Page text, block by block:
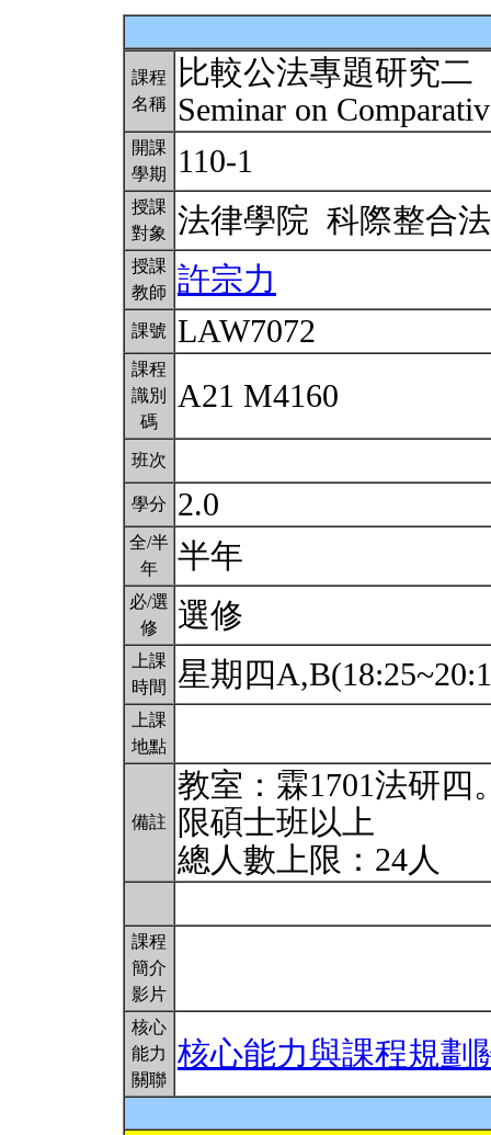
課程
名稱
比較公法專題研究二
Seminar on
開課
學期
110-1
授課
對象
法律學院 科際整合
授課
教師
許宗力
課號 LAW7072
課程
識別
碼
A21 M4160
班次
學分 2.0
全/半
年
半年
必/選
修
選修
上課
時間
星期四
上課
地點
備註
教室：霖1701法研四
限碩士班以上
總人數上限：24人
課程
簡介
影片
核心
能力
關聯
核心能力與課程規劃